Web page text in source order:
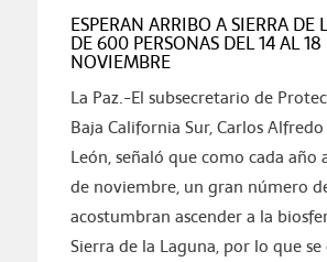
ESPERAN ARRIBO A SIERRA DE
DE 600 PERSONAS DEL 14 AL 18
NOVIEMBRE
La Paz.-El subsecretario de
Baja California Sur, Carlos
León, señaló que como cada año
de noviembre, un gran número
acostumbran ascender a la
Sierra de la Laguna, por lo que se